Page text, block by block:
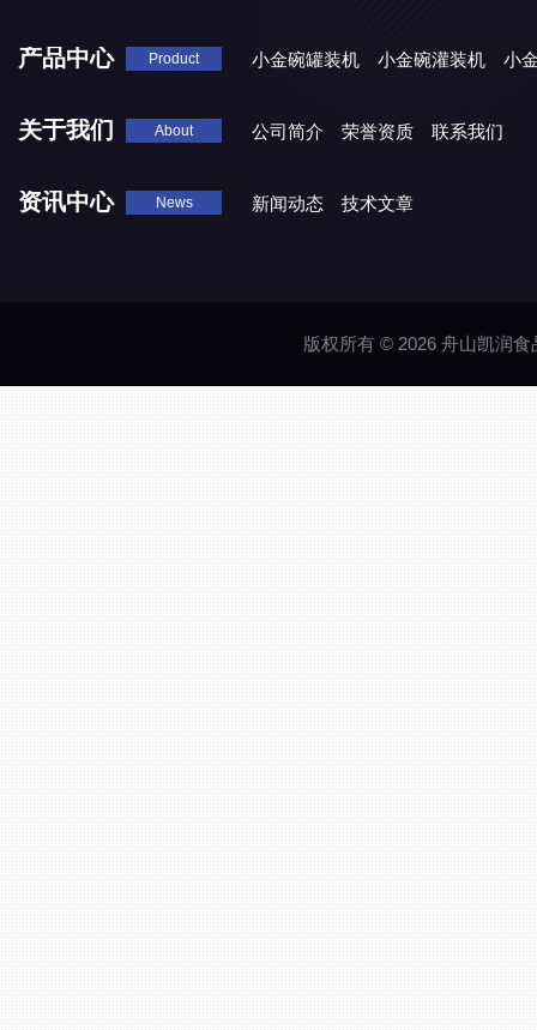
产品中心 Product 小金碗罐装机 小金碗灌装机 小
关于我们 About 公司简介 荣誉资质 联系我们
资讯中心 News 新闻动态 技术文章
版权所有 © 2026 舟山凯润